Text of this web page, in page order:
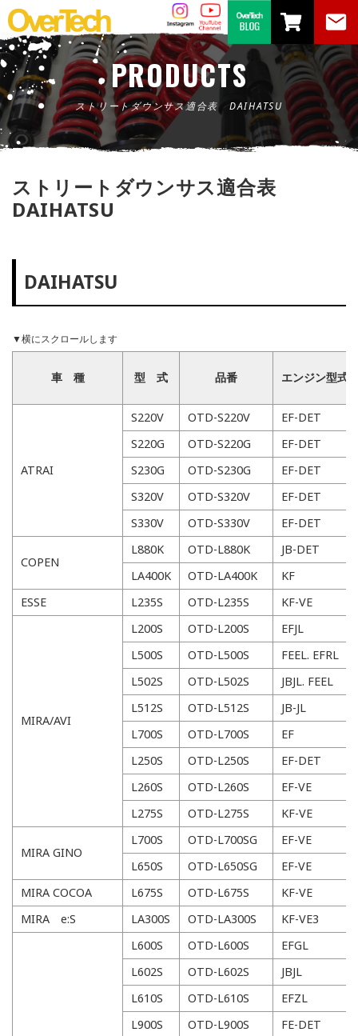
PRODUCTS
ストリートダウンサス適合表 DAIHATSU
ストリートダウンサス適合表
DAIHATSU
DAIHATSU
車 種 型 式 品番 エンジン型式
ATRAI
S220V OTD-S220V
EF-DET
S220G
OTD-S220G
EF-DET
S230G
OTD-S230G
EF-DET
S320V
OTD-S320V
EF-DET
S330V
OTD-S330V EF-DET
COPEN
L880K OTD-L880K
JB-DET
LA400K
OTD-LA400K
KF
ESSE
L235S OTD-L235S KF-VE
MIRA/AVI
L200S OTD-L200S
EFJL
L500S
OTD-L500S
FEEL. EFRL
L502S
OTD-L502S
JBJL. FEEL
L512S
OTD-L512S
JB-JL
L700S
OTD-L700S
EF
L250S
OTD-L250S
EF-DET
L260S
OTD-L260S
EF-VE
L275S
OTD-L275S KF-VE
MIRA GINO
L700S OTD-L700SG
EF-VE
L650S
OTD-L650SG
EF-VE
MIRA COCOA
L675S OTD-L675S
KF-VE
MIRA e:S
LA300S OTD-LA300S KF-VE3
L600S OTD-L600S
EFGL
L602S
OTD-L602S
JBJL
L610S
OTD-L610S
EFZL
L900S
OTD-L900S
FE-DET